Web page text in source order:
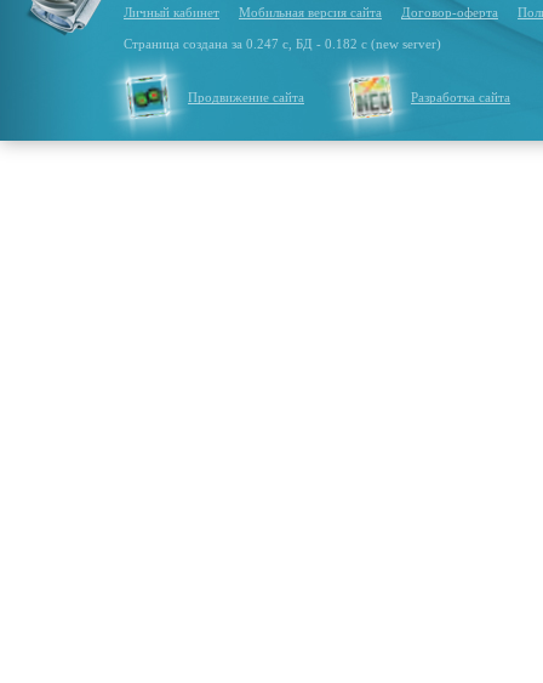
Личный кабинет Мобильная версия сайта Договор-оферта
Страница создана за 0.247 с, БД - 0.182 с (new server)
Продвижение сайта Разработка сайта